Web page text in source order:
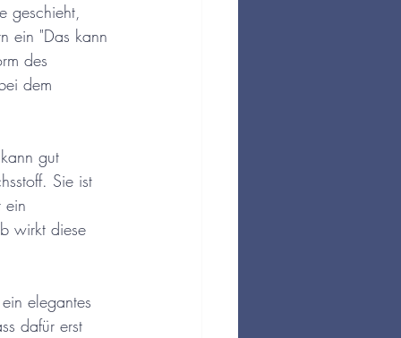
geschieht,
ein "Das kann
des
dem
gut
Sie ist
ein
wirkt diese
elegantes
dafür erst